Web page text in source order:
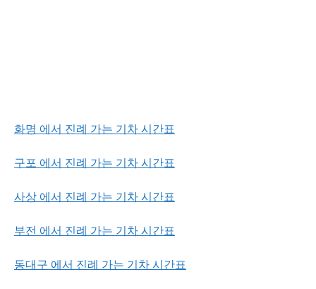
화명 에서 진례 가는 기차 시간표
구포 에서 진례 가는 기차 시간표
사상 에서 진례 가는 기차 시간표
부전 에서 진례 가는 기차 시간표
동대구 에서 진례 가는 기차 시간표